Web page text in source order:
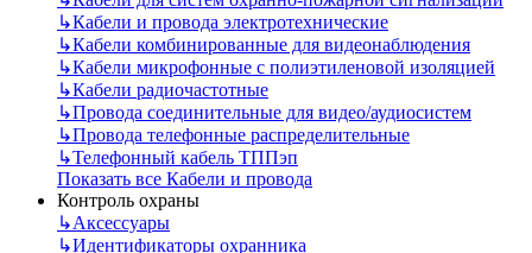
↳Кабели и провода электротехнические
↳Кабели комбинированные для видеонаблюдения
↳Кабели микрофонные с полиэтиленовой изоляцией
↳Кабели радиочастотные
↳Провода соединительные для видео/аудиосистем
↳Провода телефонные распределительные
↳Телефонный кабель ТППэп
Показать все Кабели и провода
Контроль охраны
↳Аксессуары
↳Идентификаторы охранника